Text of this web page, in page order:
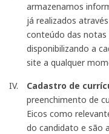
armazenamos
já realizados
conteúdo das notas
disponibilizando a
site a qualquer
Cadastro de
preenchimento de
Eicos como
do candidato e são